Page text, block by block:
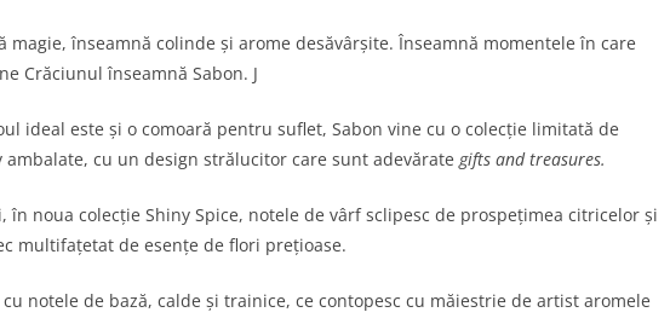
magie, înseamnă colinde și arome desăvârșite. Înseamnă momentele în care
Crăciunul înseamnă Sabon. J
ideal este și o comoară pentru suflet, Sabon vine cu o colecție limitată de
cu un design strălucitor care sunt adevărate gifts and treasures.
în noua colecție Shiny Spice, notele de vârf sclipesc de prospețimea citricelor și
multifațetat de esențe de flori prețioase.
notele de bază, calde și trainice, ce contopesc cu măiestrie de artist aromele